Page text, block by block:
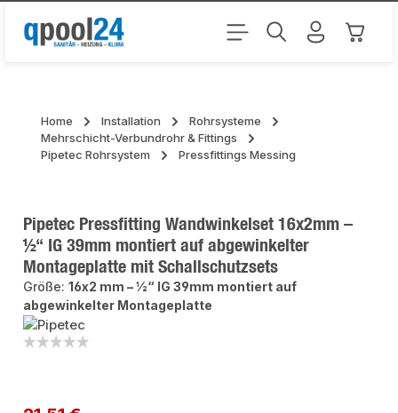
Zum Hauptinhalt springen
Home Installation
Rohrsysteme
Mehrschicht-Verbundrohr & Fittings
Pipetec Rohrsystem
Pressfittings Messing
Pipetec Pressfitting Wandwinkelset 16x2mm –
½“ IG 39mm montiert auf abgewinkelter
Montageplatte mit Schallschutzsets
Größe:16x2 mm – ½“ IG 39mm montiert auf
abgewinkelter Montageplatte